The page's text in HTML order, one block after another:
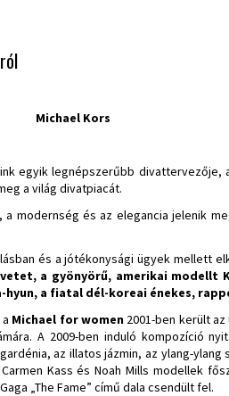
Michael Kors
egyik legnépszerűbb divattervezője,
a világ divatpiacát.
modernség és az elegancia jelenik
és a jótékonysági ügyek mellett
a gyönyörű, amerikai modellt
hyun, a fiatal dél-koreai énekes,
Michael for women 2001-ben került
A 2009-ben induló kompozíció
az illatos jázmin, az ylang-
Kass és Noah Mills modellek
„The Fame” című dala csendült fel.